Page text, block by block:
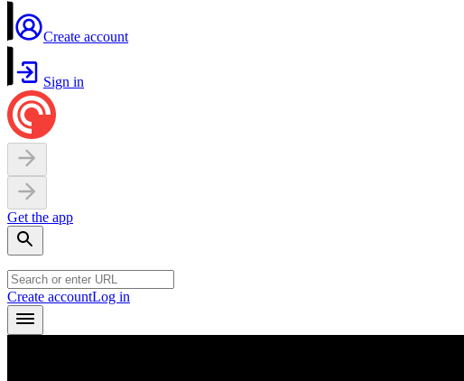
Create account
Sign in
Get the app
Create accountLog in